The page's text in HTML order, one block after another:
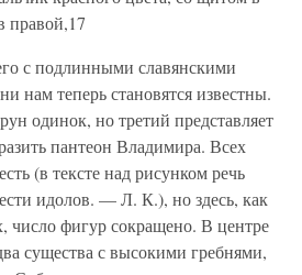
правой,17
с подлинными славянскими
нам теперь становятся известны.
одинок, но третий представляет
пантеон Владимира. Всех
(в тексте над рисунком речь
идолов. — Л. К.), но здесь, как
число фигур сокращено. В центре
существа с высокими гребнями,